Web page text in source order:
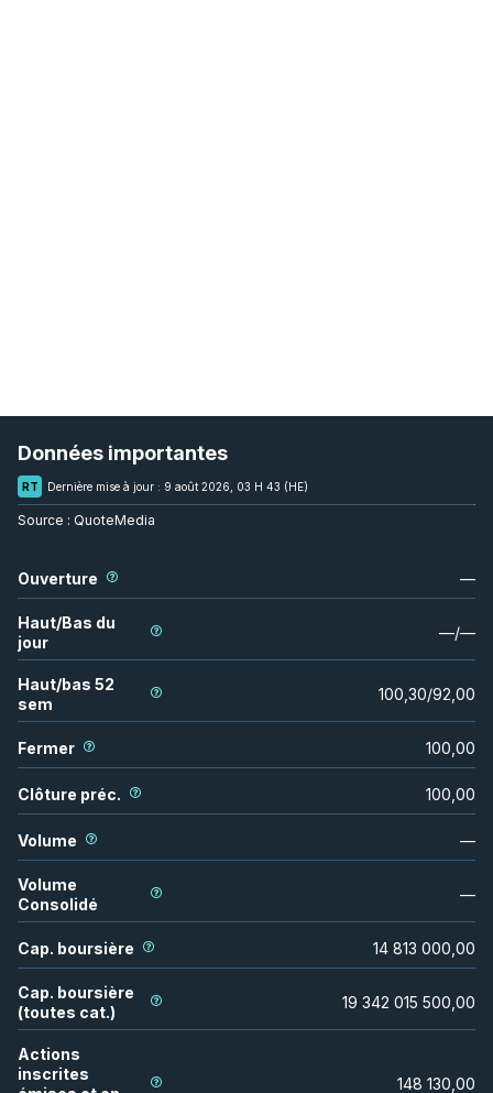
Données importantes
RT Dernière mise à jour : 9 août 2026, 03 H 43 (HE)
Source : QuoteMedia
Ouverture —
Haut/Bas du
jour
—/—
Haut/bas 52
sem
100,30/92,00
Fermer 100,00
Clôture préc. 100,00
Volume —
Volume
Consolidé
—
Cap. boursière 14 813 000,00
Cap. boursière
(toutes cat.)
19 342 015 500,00
Actions
inscrites
148 130,00